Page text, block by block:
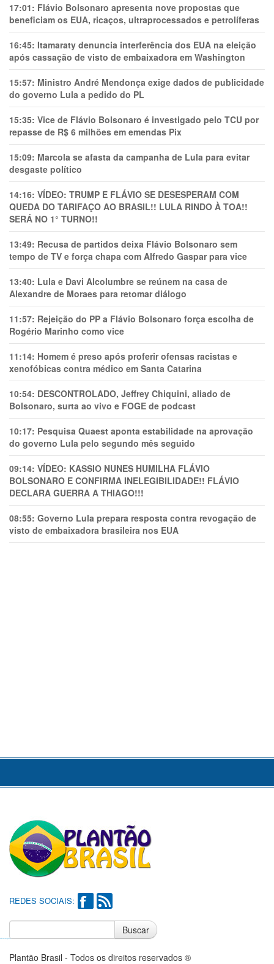
17:01: Flávio Bolsonaro apresenta nove propostas que
beneficiam os EUA, ricaços, ultraprocessados e petrolíferas
16:45: Itamaraty denuncia interferência dos EUA na eleição
após cassação de visto de embaixadora em Washington
15:57: Ministro André Mendonça exige dados de publicidade
do governo Lula a pedido do PL
15:35: Vice de Flávio Bolsonaro é investigado pelo TCU por
repasse de R$ 6 milhões em emendas Pix
15:09: Marcola se afasta da campanha de Lula para evitar
desgaste político
14:16: VÍDEO: TRUMP E FLÁVIO SE DESESPERAM COM
QUEDA DO TARIFAÇO AO BRASIL!! LULA RINDO À TOA!!
SERÁ NO 1° TURNO!!
13:49: Recusa de partidos deixa Flávio Bolsonaro sem
tempo de TV e força chapa com Alfredo Gaspar para vice
13:40: Lula e Davi Alcolumbre se reúnem na casa de
Alexandre de Moraes para retomar diálogo
11:57: Rejeição do PP a Flávio Bolsonaro força escolha de
Rogério Marinho como vice
11:14: Homem é preso após proferir ofensas racistas e
xenofóbicas contra médico em Santa Catarina
10:54: DESCONTROLADO, Jeffrey Chiquini, aliado de
Bolsonaro, surta ao vivo e FOGE de podcast
10:17: Pesquisa Quaest aponta estabilidade na aprovação
do governo Lula pelo segundo mês seguido
09:14: VÍDEO: KASSIO NUNES HUMlLHA FLÁVIO
BOLSONARO E CONFIRMA INELEGIBILIDADE!! FLÁVIO
DECLARA GUERRA A THIAGO!!!
08:55: Governo Lula prepara resposta contra revogação de
visto de embaixadora brasileira nos EUA
REDES SOCIAIS:
Buscar
Plantão Brasil - Todos os direitos reservados ®